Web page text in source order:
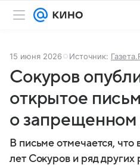
15 июня 2026 Источник:
Сокуров
открытое
о запрещенном
В письме отмечается, что
лет Сокуров и ряд других